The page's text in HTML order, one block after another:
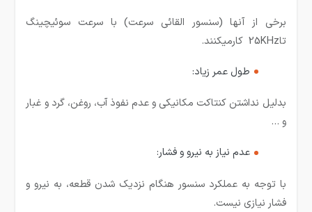
برخی از آنها (سنسور القائی سرعت) با سرعت سوئیچینگ
تا25KHz کارمیکنند.
طول عمر زیاد:
بدلیل نداشتن کنتاکت مکانیکی و عدم نفوذ آب، روغن، گرد و غبار
و …
عدم نیاز به نیرو و فشار:
با توجه به عملکرد سنسور هنگام نزدیک شدن قطعه، به نیرو و
فشار نیازی نیست.